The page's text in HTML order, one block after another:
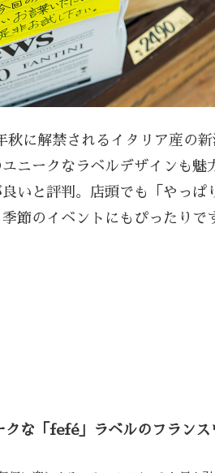
に解禁されるイタリア産の新
ニークなラベルデザインも魅
いと評判。店頭でも「やっぱ
節のイベントにもぴったりで
クな「fefé」ラベルのフランス